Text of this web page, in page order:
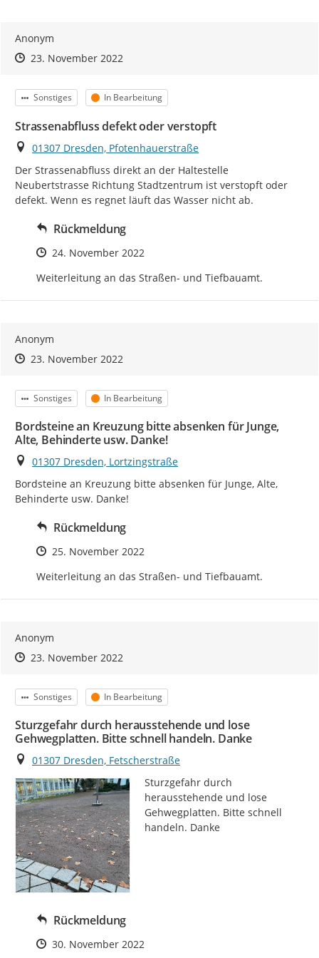
Anonym
Zeitpunkt des Erstellens
Zeitpunkt des Erstellens
23. November 2022Zur Äußerung
Kategorie
Sonstiges Status
In Bearbeitung
Strassenabfluss defekt oder verstopft
Ort
01307 Dresden, Pfotenhauerstraße
Der Strassenabfluss direkt an der Haltestelle
Neubertstrasse Richtung Stadtzentrum ist verstopft oder
defekt. Wenn es regnet läuft das Wasser nicht ab.
Rückmeldung
Zeitpunkt des Erstellens
24. November 2022
Weiterleitung an das Straßen- und Tiefbauamt.
Anonym
Zeitpunkt des Erstellens
Zeitpunkt des Erstellens
23. November 2022Zur Äußerung
Kategorie
Sonstiges Status
In Bearbeitung
Bordsteine an Kreuzung bitte absenken für Junge,
Alte, Behinderte usw. Danke!
Ort
01307 Dresden, Lortzingstraße
Bordsteine an Kreuzung bitte absenken für Junge, Alte,
Behinderte usw. Danke!
Rückmeldung
Zeitpunkt des Erstellens
25. November 2022
Weiterleitung an das Straßen- und Tiefbauamt.
Anonym
Zeitpunkt des Erstellens
Zeitpunkt des Erstellens
23. November 2022Zur Äußerung
Kategorie
Sonstiges Status
In Bearbeitung
Sturzgefahr durch herausstehende und lose
Gehwegplatten. Bitte schnell handeln. Danke
Ort
01307 Dresden, Fetscherstraße
Sturzgefahr durch
herausstehende und lose
Gehwegplatten. Bitte schnell
handeln. Danke
Rückmeldung
Zeitpunkt des Erstellens
30. November 2022